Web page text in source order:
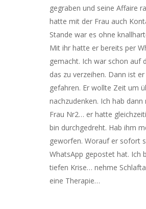
gegraben und seine Affaire
hatte mit der Frau auch
Stande war es ohne
Mit ihr hatte er bereits per
gemacht. Ich war schon auf
das zu verzeihen. Dann ist
gefahren. Er wollte Zeit um
nachzudenken. Ich hab
Frau Nr2… er hatte
bin durchgedreht. Hab ihm
geworfen. Worauf er sofort
WhatsApp gepostet hat. Ich
tiefen Krise… nehme
eine Therapie…